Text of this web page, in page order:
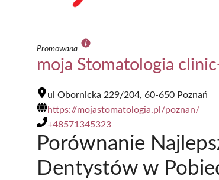
Promowana
moja Stomatologia
ul Obornicka 229/204, 60-650 Poznań
https://mojastomatologia.pl/poznan/
+48571345323
Porównanie
Dentystów w